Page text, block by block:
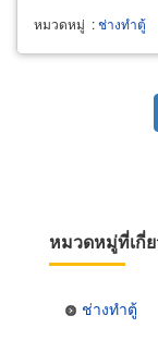
หมวดหมู่ :ช่างทำตู้
หมวดหมู่ที่เกี่
ช่างทำตู้